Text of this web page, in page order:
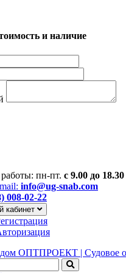
и наличие
пн-пт. с 9.00 до 18.30
info@ug-snab.com
008-02-22
кабинет